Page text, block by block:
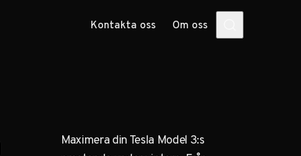
Kontakta oss Om oss
Maximera din Tesla Model 3:s